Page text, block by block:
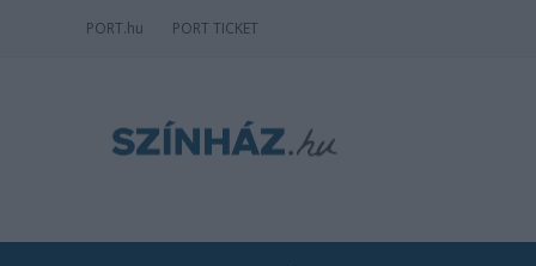
PORT.hu PORT TICKET